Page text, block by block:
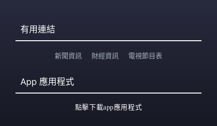
有用連結
新聞資訊 財經資訊 電視節目表
App 應用程式
點擊下載app應用程式